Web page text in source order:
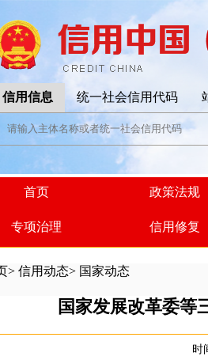
信用信息 统一社会信用代码
首页 政策法规
专项治理 信用修复
> 信用动态> 国家动态
国家发展改革委等
时